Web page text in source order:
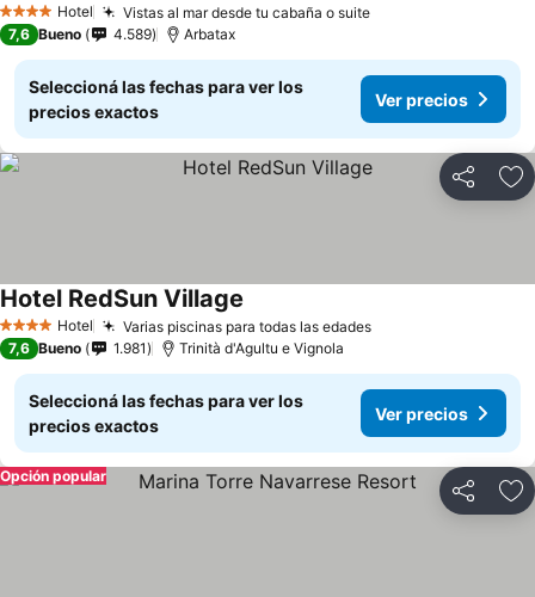
4 EstrellasHotel Vistas al mar desde tu cabaña o suite
7,6 Bueno 4.589 Arbatax
Seleccioná las fechas para ver los
precios exactos
Ver precios
Compartir
4 EstrellasHotel Varias piscinas para todas las edades
Hotel RedSun Village
7,6 Bueno 1.981 Trinità d'Agultu e Vignola
Seleccioná las fechas para ver los
precios exactos
Ver precios
Compartir
Opción popular